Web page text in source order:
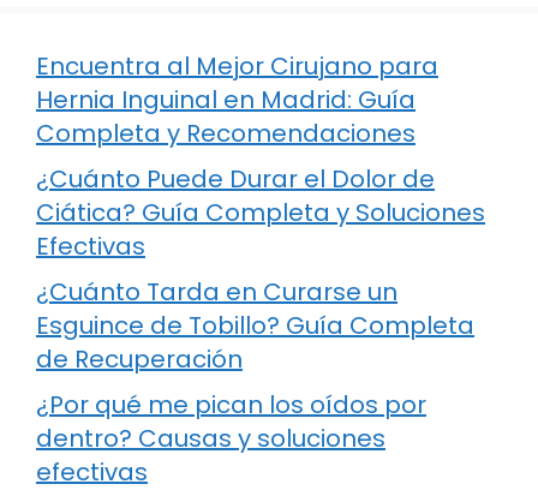
Encuentra al Mejor Cirujano para
Hernia Inguinal en Madrid: Guía
Completa y Recomendaciones
¿Cuánto Puede Durar el Dolor de
Ciática? Guía Completa y Soluciones
Efectivas
¿Cuánto Tarda en Curarse un
Esguince de Tobillo? Guía Completa
de Recuperación
¿Por qué me pican los oídos por
dentro? Causas y soluciones
efectivas